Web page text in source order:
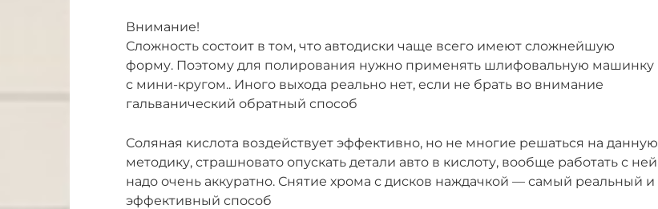
Внимание!
Сложность состоит в том, что автодиски чаще всего имеют сложнейшую
форму. Поэтому для полирования нужно применять шлифовальную машинку
с мини-кругом.. Иного выхода реально нет, если не брать во внимание
гальванический обратный способ
Соляная кислота воздействует эффективно, но не многие решаться на данную
методику, страшновато опускать детали авто в кислоту, вообще работать с ней
надо очень аккуратно. Снятие хрома с дисков наждачкой — самый реальный и
эффективный способ